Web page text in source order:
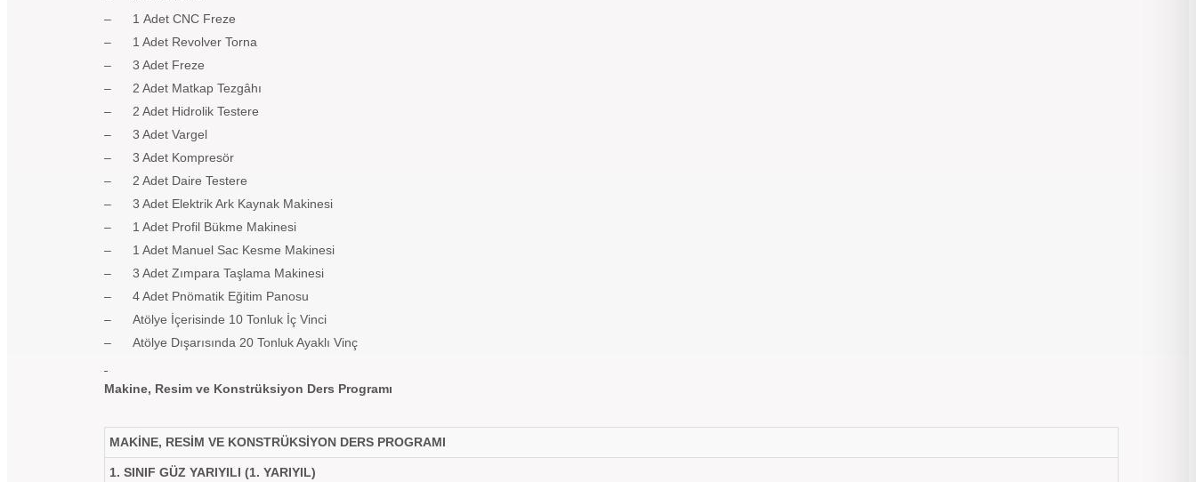
– 1 Adet CNC Freze
– 1 Adet Revolver Torna
– 3 Adet Freze
– 2 Adet Matkap Tezgâhı
– 2 Adet Hidrolik Testere
– 3 Adet Vargel
– 3 Adet Kompresör
– 2 Adet Daire Testere
– 3 Adet Elektrik Ark Kaynak Makinesi
– 1 Adet Profil Bükme Makinesi
– 1 Adet Manuel Sac Kesme Makinesi
– 3 Adet Zımpara Taşlama Makinesi
– 4 Adet Pnömatik Eğitim Panosu
– Atölye İçerisinde 10 Tonluk İç Vinci
– Atölye Dışarısında 20 Tonluk Ayaklı Vinç
Makine, Resim ve Konstrüksiyon Ders Programı
MAKİNE, RESİM VE KONSTRÜKSİYON DERS PROGRAMI
1. SINIF GÜZ YARIYILI (1. YARIYIL)